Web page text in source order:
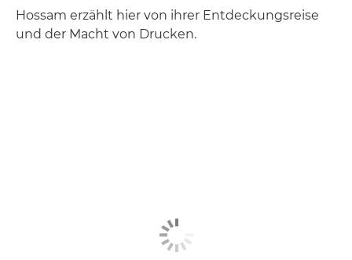
Hossam erzählt hier von ihrer Entdeckungsreise
und der Macht von Drucken.